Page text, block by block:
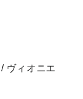
ヴィオニエ